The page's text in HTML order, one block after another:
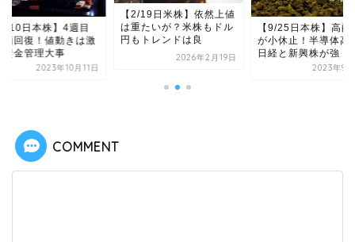
10日本株】4週目
価回復！値動きは激
資金管理大事
2023年10月11日
【2/19日米株】依然上値
は重たいが？米株もドル
円もトレンドは良
2026年2月19日
【9/25日本株】高配
が小休止！半導体高
日経と新興株が強
2023年9
COMMENT